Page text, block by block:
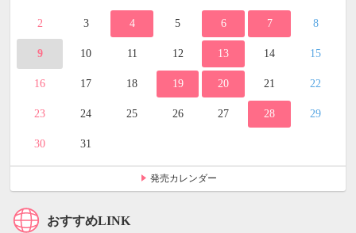
2 3 4 5 6 7 8
9 10 11 12 13 14 15
16 17 18 19 20 21 22
23 24 25 26 27 28 29
30 31
発売カレンダー
おすすめLINK